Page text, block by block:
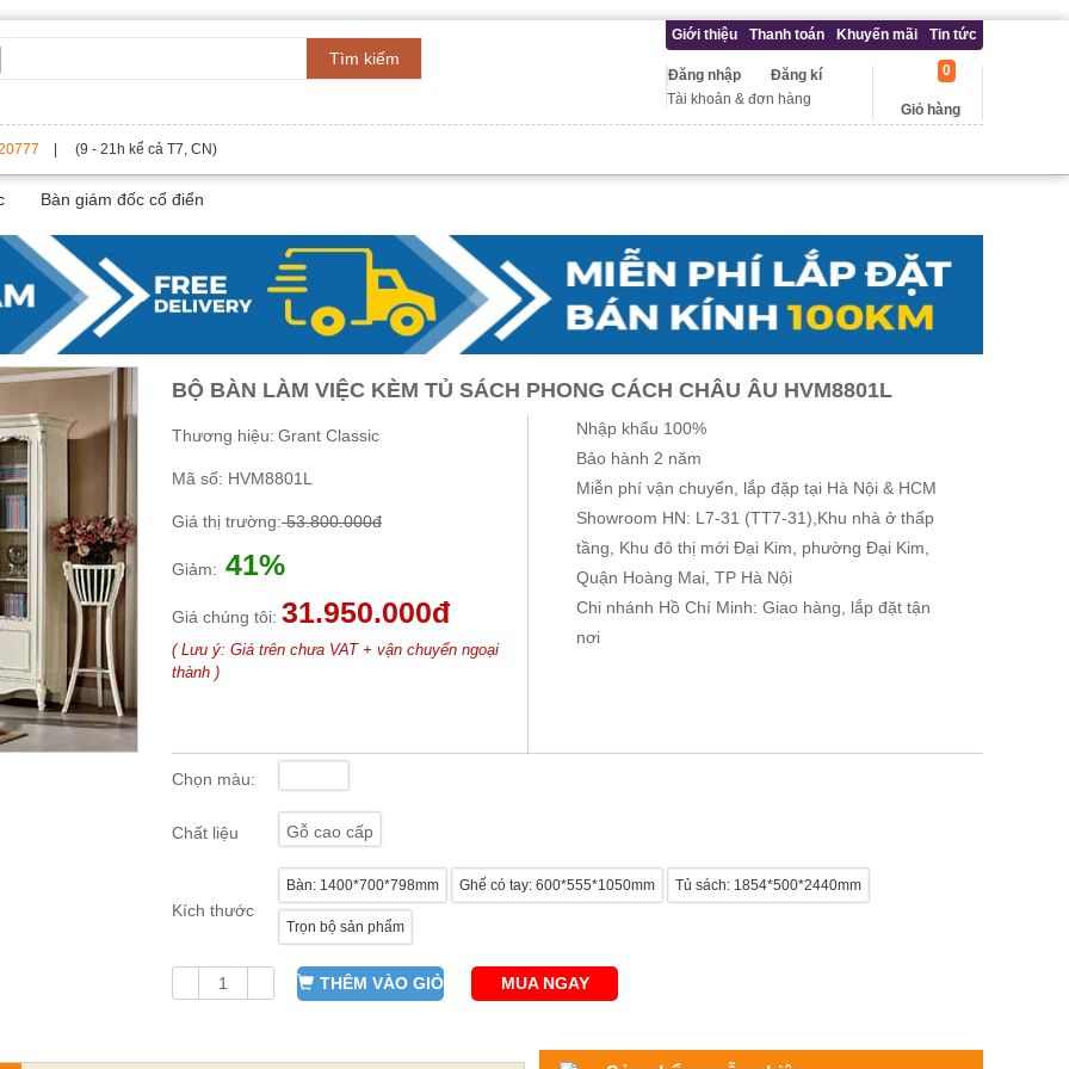
Tìm kiếm
Giới thiệu Thanh toán Khuyến mãi Tin tức
Đăng kí
Đăng nhập
Tài khoản & đơn hàng
Giỏ hàng
0
| (9 - 21h kể cả T7, CN)
Bàn giám đốc cổ điển
BỘ BÀN LÀM VIỆC KÈM TỦ SÁCH PHONG CÁCH CHÂU ÂU HVM8801L
Thương hiệu: Grant Classic
Mã số: HVM8801L
Giá thị trường:53.800.000đ
Giảm: 41%
Giá chúng tôi: 31.950.000đ
( Lưu ý: Giá trên chưa VAT + vận chuyển ngoại
thành )
Nhập khẩu 100%
Bảo hành 2 năm
Miễn phí vận chuyển, lắp đặp tại Hà Nội & HCM
Showroom HN: L7-31 (TT7-31),Khu nhà ở thấp
tầng, Khu đô thị mới Đại Kim, phường Đại Kim,
Quận Hoàng Mai, TP Hà Nội
Chi nhánh Hồ Chí Minh: Giao hàng, lắp đặt tận
nơi
Chọn màu:
Chất liệu Gỗ cao cấp
Kích thước
Bàn: 1400*700*798mm Ghế có tay: 600*555*1050mm Tủ sách: 1854*500*2440mm
Trọn bộ sản phẩm
THÊM VÀO GIỎ MUA NGAY